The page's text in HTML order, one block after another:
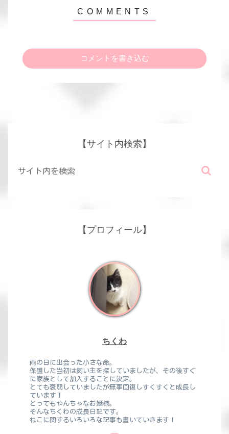
コメントを書き込む
【サイト内検索】
【プロフィール】
ちくわ
雨の日に出会った小さな命。
保護した当初は飼い主を探していましたが、その後すぐ
に家族として加入することに決定。
とても衰弱していましたが無事回復しすくすくと成長し
ています！
とってもやんちゃなお嬢様。
そんなちくわの成長日記です。
ねこに関するいろいろな記事も書いていきます！